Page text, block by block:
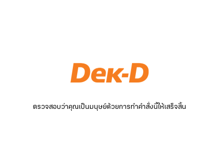
ตรวจสอบว่าคุณเป็นมนุษย์ด้วยการทำคำสั่งนี้ให้เสร็จสิ้น